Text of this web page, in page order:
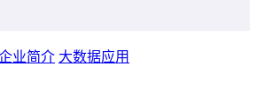
业简介 大数据应用